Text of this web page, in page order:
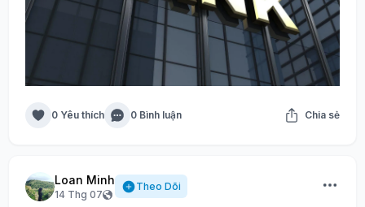
0 Yêu thích 0 Bình luận Chia sẻ
Loan Minh
14 Thg 07
Theo Dõi